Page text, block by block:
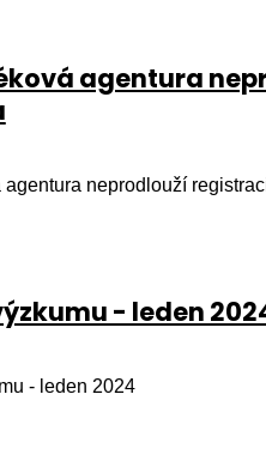
agentura
agentura neprodlouží
- leden
- leden 2024